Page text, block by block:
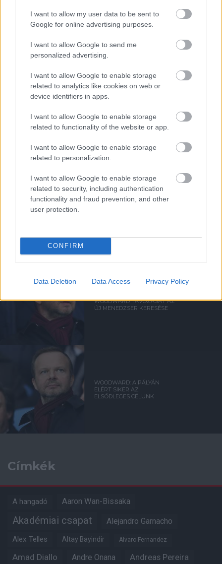
I want to allow my user data to be sent to
Google for online advertising purposes.
I want to allow Google to send me
personalized advertising.
I want to allow Google to enable storage
related to analytics like cookies on web or
device identifiers in apps.
I want to allow Google to enable storage
related to functionality of the website or app.
I want to allow Google to enable storage
related to personalization.
I want to allow Google to enable storage
related to security, including authentication
functionality and fraud prevention, and other
user protection.
CONFIRM
Data Deletion Data Access Privacy Policy
Kapcsolódó hírek
ED WOODWARD
HIVATALOS: ARNOLD LESZ A
KLUB ÚJ ÜGYVEZETŐJE
WOODWARD TÁVOZÁSÁT AZ
ÚJ MENEDZSER KERESÉSE
WOODWARD: A PÁLYÁN
ELÉRT SIKER AZ
ELSŐDLEGES CÉLUNK
Címkék
A hangadó Aaron Wan-Bissaka
Akadémiai csapat Alejandro Garnacho
Alex Telles Altay Bayindir Alvaro Fernandez
Amad Diallo Andre Onana Andreas Pereira